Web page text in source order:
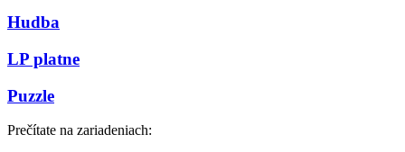
Hudba
LP platne
Puzzle
Prečítate na zariadeniach: